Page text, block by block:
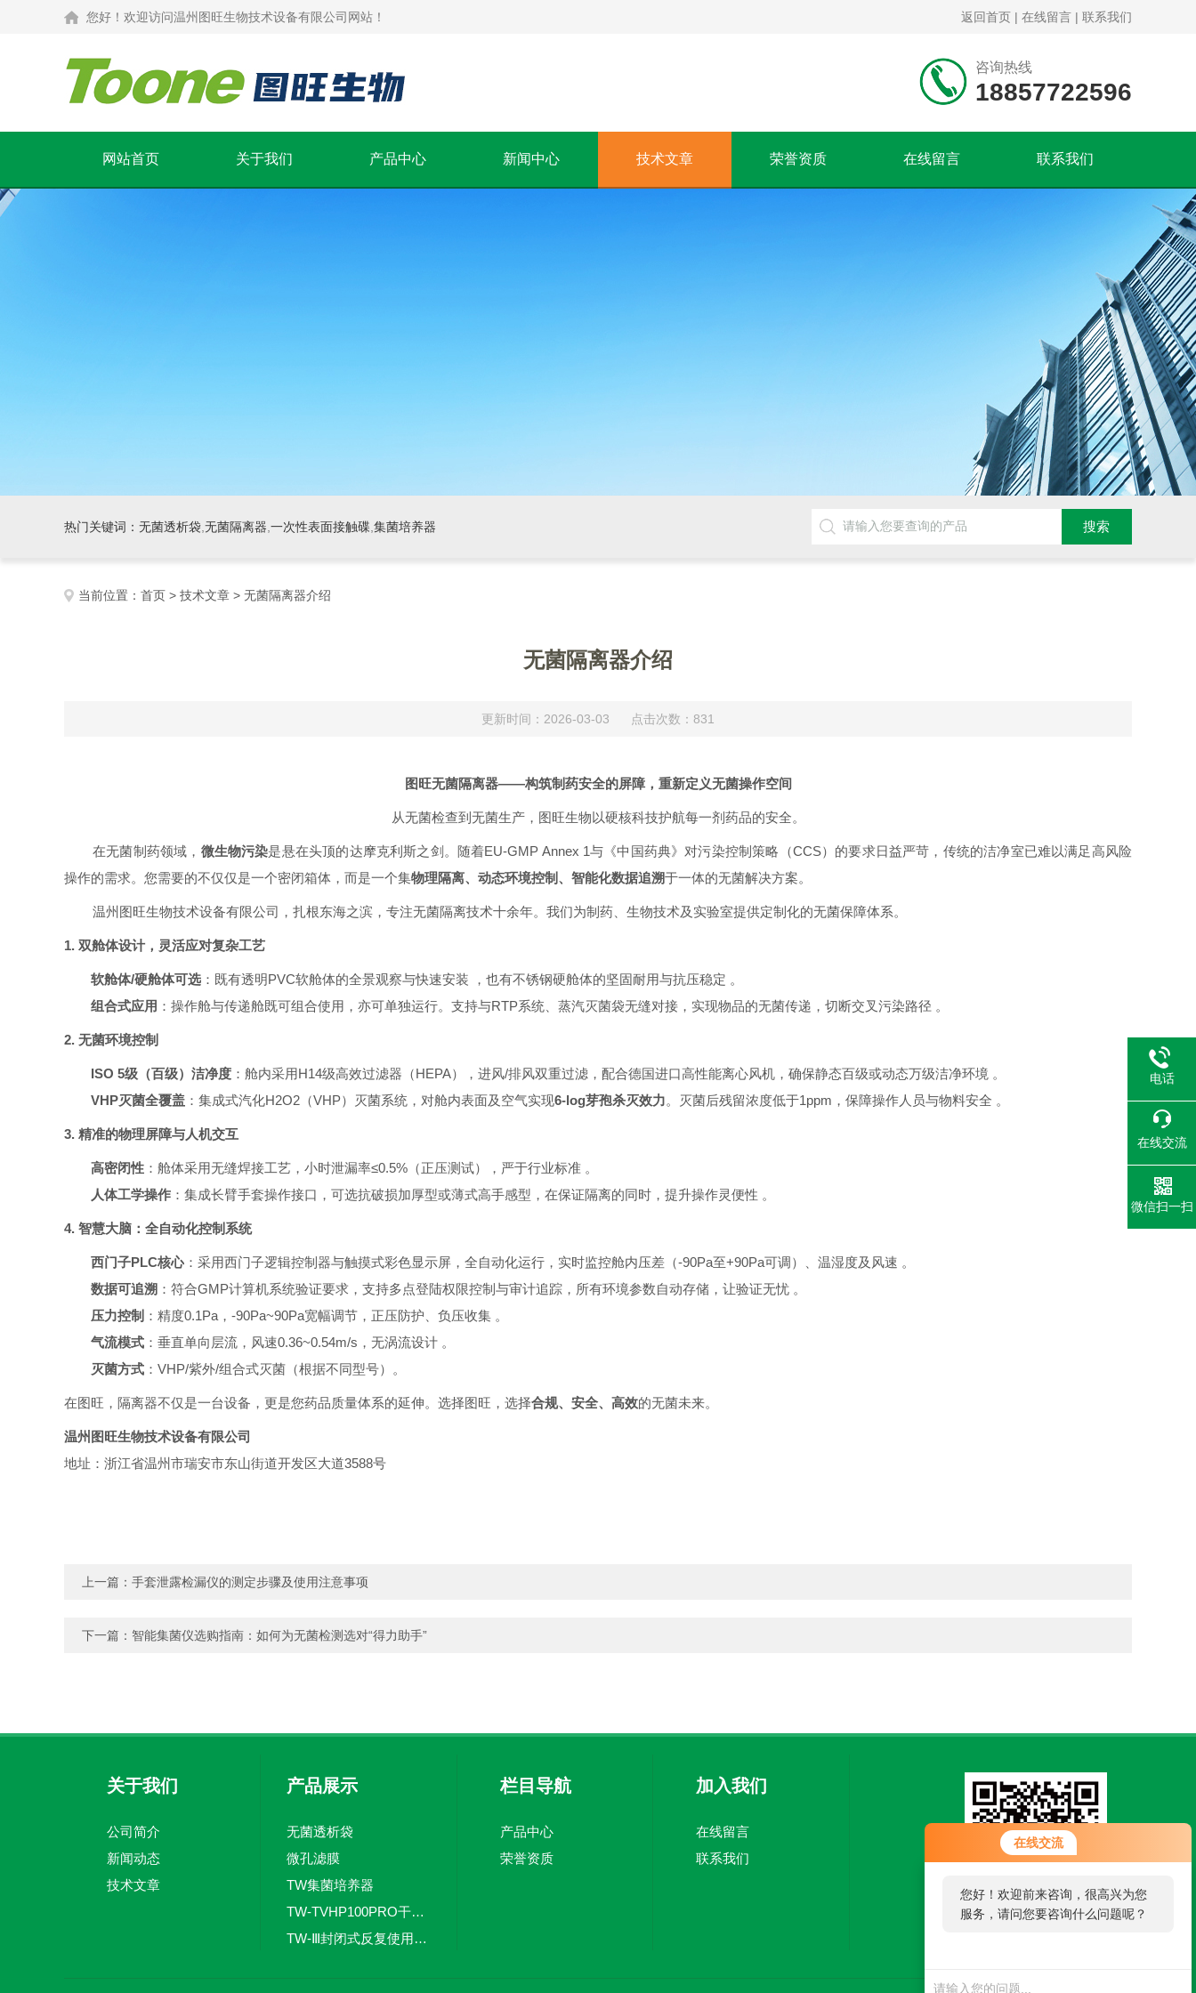
在线交流
您好！欢迎前来咨询，很高兴为您
服务，请问您要咨询什么问题呢？
您好！欢迎访问温州图旺生物技术设备有限公司网站！ 返回首页 | 在线留言 | 联系我们
咨询热线
18857722596
网站首页 关于我们 产品中心 新闻中心 技术文章 荣誉资质 在线留言 联系我们
热门关键词： 无菌透析袋 无菌隔离器 一次性表面接触碟 集菌培养器
当前位置： 首页 > 技术文章 > 无菌隔离器介绍
无菌隔离器介绍
更新时间：2026-03-03 点击次数：831
图旺无菌隔离器——构筑制药安全的屏障，重新定义无菌操作空间
从无菌检查到无菌生产，图旺生物以硬核科技护航每一剂药品的安全。
在无菌制药领域， 微生物污染是悬在头顶的达摩克利斯之剑。随着EU-GMP Annex 1与《中国药典》对污染控制策略（CCS）的要求日益严苛，传统的洁净室已难以满足高风险
操作的需求。您需要的不仅仅是一个密闭箱体，而是一个集物理隔离、动态环境控制、智能化数据追溯于一体的无菌解决方案。
温州图旺生物技术设备有限公司，扎根东海之滨，专注无菌隔离技术十余年。我们为制药、生物技术及实验室提供定制化的无菌保障体系。
1. 双舱体设计，灵活应对复杂工艺
软舱体/硬舱体可选 ：既有透明PVC软舱体的全景观察与快速安装 ，也有不锈钢硬舱体的坚固耐用与抗压稳定 。
组合式应用 ：操作舱与传递舱既可组合使用，亦可单独运行。支持与RTP系统、蒸汽灭菌袋无缝对接，实现物品的无菌传递，切断交叉污染路径 。
2. 无菌环境控制
ISO 5级（百级）洁净度 ：舱内采用H14级高效过滤器（HEPA），进风/排风双重过滤，配合德国进口高性能离心风机，确保静态百级或动态万级洁净环境 。
VHP灭菌全覆盖 ：集成式汽化H2O2 （VHP）灭菌系统，对舱内表面及空气实现6-log芽孢杀灭效力。灭菌后残留浓度低于1ppm，保障操作人员与物料安全 。
3. 精准的物理屏障与人机交互
高密闭性 ：舱体采用无缝焊接工艺，小时泄漏率≤0.5%（正压测试），严于行业标准 。
人体工学操作 ：集成长臂手套操作接口，可选抗破损加厚型或薄式高手感型，在保证隔离的同时，提升操作灵便性 。
4. 智慧大脑：全自动化控制系统
西门子PLC核心 ：采用西门子逻辑控制器与触摸式彩色显示屏，全自动化运行，实时监控舱内压差（-90Pa至+90Pa可调）、温湿度及风速 。
数据可追溯 ：符合GMP计算机系统验证要求，支持多点登陆权限控制与审计追踪，所有环境参数自动存储，让验证无忧 。
压力控制 ：精度0.1Pa，-90Pa~90Pa宽幅调节，正压防护、负压收集 。
气流模式 ：垂直单向层流，风速0.36~0.54m/s，无涡流设计 。
灭菌方式 ： VHP/紫外/组合式灭菌（根据不同型号） 。
在图旺，隔离器不仅是一台设备，更是您药品质量体系的延伸。选择图旺，选择合规、安全、高效的无菌未来。
温州图旺生物技术设备有限公司
地址：浙江省温州市瑞安市东山街道开发区大道3588号
上一篇： 手套泄露检漏仪的测定步骤及使用注意事项
下一篇： 智能集菌仪选购指南：如何为无菌检测选对“得力助手”
关于我们
公司简介
新闻动态
技术文章
产品展示
无菌透析袋
微孔滤膜
TW集菌培养器
TW-TVHP100PRO干雾*空间灭菌器 消毒机
TW-Ⅲ封闭式反复使用过滤器
栏目导航
产品中心
荣誉资质
加入我们
在线留言
联系我们
电话
在线交流
微信扫一扫